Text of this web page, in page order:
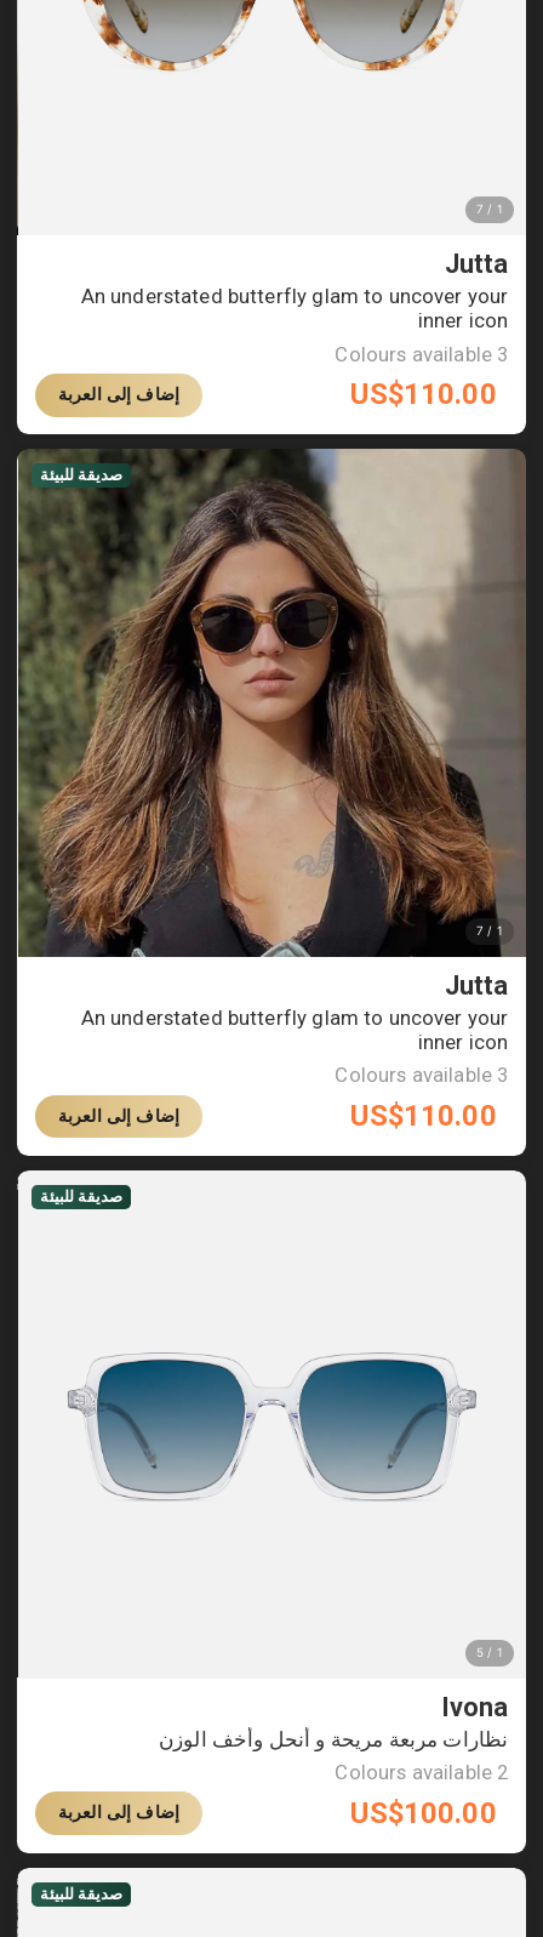
Jutta
An understated butterfly glam to uncover your
inner icon
3
Colours available
US$110.00 إضاف إلى العربة
صديقة للبيئة
Jutta
An understated butterfly glam to uncover your
inner icon
3
Colours available
US$110.00 إضاف إلى العربة
صديقة للبيئة
Ivona
نظارات مربعة مريحة و أنحل وأخف الوزن
2
Colours available
US$100.00 إضاف إلى العربة
صديقة للبيئة